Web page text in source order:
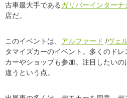
古車最大手であるガリバーインターナ
店だ。
このイベントは、 アルファード /ヴェ
タマイズカーのイベント。多くのド
カーやショップも参加。注目したい
違うという点。